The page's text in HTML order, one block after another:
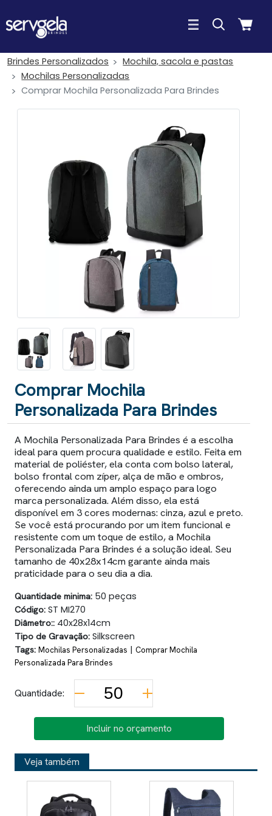
Brindes Personalizados
Mochila, sacola e pastas
Mochilas Personalizadas
Comprar Mochila Personalizada Para Brindes
Comprar Mochila
Personalizada Para Brindes
A Mochila Personalizada Para Brindes é a escolha
ideal para quem procura qualidade e estilo. Feita em
material de poliéster, ela conta com bolso lateral,
bolso frontal com zíper, alça de mão e ombros,
oferecendo ainda um amplo espaço para logo
marca personalizada. Além disso, ela está
disponível em 3 cores modernas: cinza, azul e preto.
Se você está procurando por um item funcional e
resistente com um toque de estilo, a Mochila
Personalizada Para Brindes é a solução ideal. Seu
tamanho de 40x28x14cm garante ainda mais
praticidade para o seu dia a dia.
Quantidade minima: 50 peças
Código: ST MI270
Diâmetro:: 40x28x14cm
Tipo de Gravação: Silkscreen
Tags: Mochilas Personalizadas | Comprar Mochila
Personalizada Para Brindes
Quantidade:
Incluir no orçamento
Veja também